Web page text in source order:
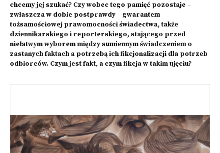
chcemy jej szukać? Czy wobec tego pamięć pozostaje –
zwłaszcza w dobie postprawdy – gwarantem
tożsamościowej prawomocności świadectwa, także
dziennikarskiego i reporterskiego, stającego przed
niełatwym wyborem między sumiennym świadczeniem o
zastanych faktach a potrzebą ich fikcjonalizacji dla potrzeb
odbiorców. Czym jest fakt, a czym fikcja w takim ujęciu?